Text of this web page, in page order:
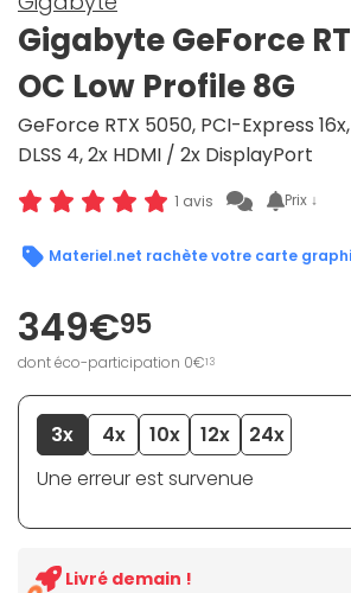
Gigabyte GeForce
OC Low Profile 8G
GeForce RTX 5050, PCI-Express
DLSS 4, 2x HDMI / 2x DisplayPort
1 avis Prix ↓
Materiel.net rachète votre carte
349€95
dont éco-participation 0€13
3x 4x 10x 12x
24x
Une erreur est survenue
Livré demain !